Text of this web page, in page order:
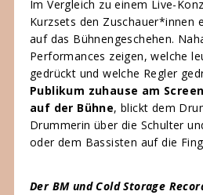
Im Vergleich zu einem Live-
Kurzsets den Zuschauer*innen
auf das Bühnengeschehen.
Performances zeigen, welche
gedrückt und welche Regler
Publikum zuhause am
auf der Bühne, blickt dem
Drummerin über die Schulter
oder dem Bassisten auf die
Der BM und Cold Storage